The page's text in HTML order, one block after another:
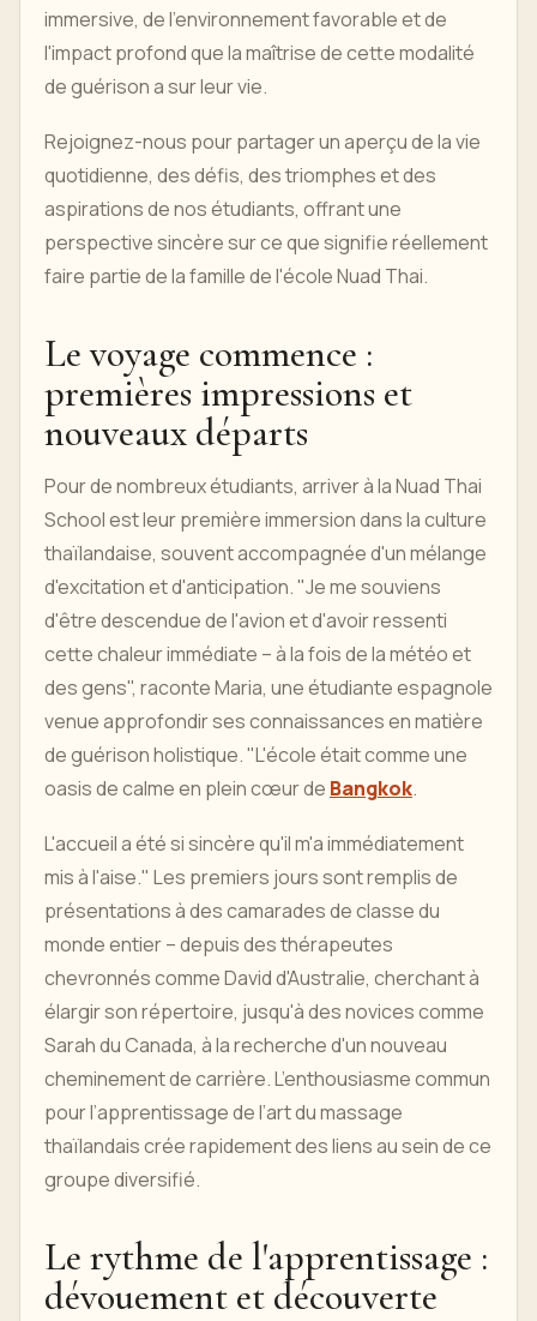
immersive, de l'environnement favorable et de
l'impact profond que la maîtrise de cette modalité
de guérison a sur leur vie.
Rejoignez-nous pour partager un aperçu de la vie
quotidienne, des défis, des triomphes et des
aspirations de nos étudiants, offrant une
perspective sincère sur ce que signifie réellement
faire partie de la famille de l'école Nuad Thai.
Le voyage commence :
premières impressions et
nouveaux départs
Pour de nombreux étudiants, arriver à la Nuad Thai
School est leur première immersion dans la culture
thaïlandaise, souvent accompagnée d'un mélange
d'excitation et d'anticipation. "Je me souviens
d'être descendue de l'avion et d'avoir ressenti
cette chaleur immédiate – à la fois de la météo et
des gens", raconte Maria, une étudiante espagnole
venue approfondir ses connaissances en matière
de guérison holistique. "L'école était comme une
oasis de calme en plein cœur de Bangkok.
L'accueil a été si sincère qu'il m'a immédiatement
mis à l'aise." Les premiers jours sont remplis de
présentations à des camarades de classe du
monde entier – depuis des thérapeutes
chevronnés comme David d'Australie, cherchant à
élargir son répertoire, jusqu'à des novices comme
Sarah du Canada, à la recherche d'un nouveau
cheminement de carrière. L’enthousiasme commun
pour l’apprentissage de l’art du massage
thaïlandais crée rapidement des liens au sein de ce
groupe diversifié.
Le rythme de l'apprentissage :
dévouement et découverte